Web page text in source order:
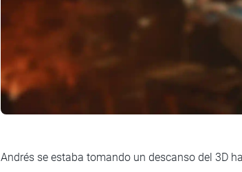
Andrés se estaba tomando un descanso del 3D